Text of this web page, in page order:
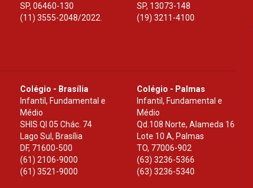
SP, 06460-130
(11) 3555-2048/2022.
SP, 13073-148
(19) 3211-4100
Colégio - Brasília
Infantil, Fundamental e
Médio
SHIS Ql 05 Chác. 74
Lago Sul, Brasília
DF, 71600-500
(61) 2106-9000
(61) 3521-9000
Colégio - Palmas
Infantil, Fundamental e
Médio
Qd.108 Norte, Alameda 16
Lote 10 A, Palmas
TO, 77006-902
(63) 3236-5366
(63) 3236-5340